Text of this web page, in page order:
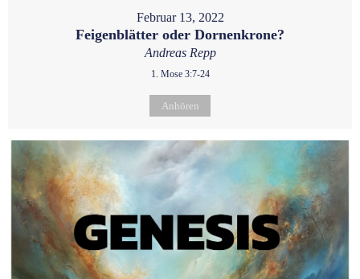
Februar 13, 2022
Feigenblätter oder Dornenkrone?
Andreas Repp
1. Mose 3:7-24
Anhören